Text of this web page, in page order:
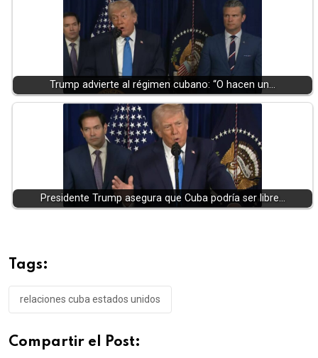
Trump advierte al régimen cubano: “O hacen un…
Presidente Trump asegura que Cuba podría ser libre…
Tags:
relaciones cuba estados unidos
Compartir el Post: